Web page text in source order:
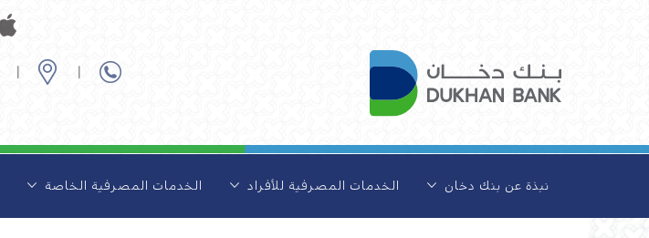
نبذة عن بنك دخان الخدمات المصرفية للأفراد الخدمات المصرفية الخاصة